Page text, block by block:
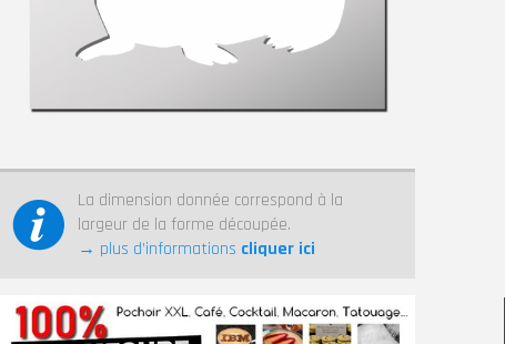
La dimension donnée correspond à la
largeur de la forme découpée.
→ plus d’informations cliquer ici